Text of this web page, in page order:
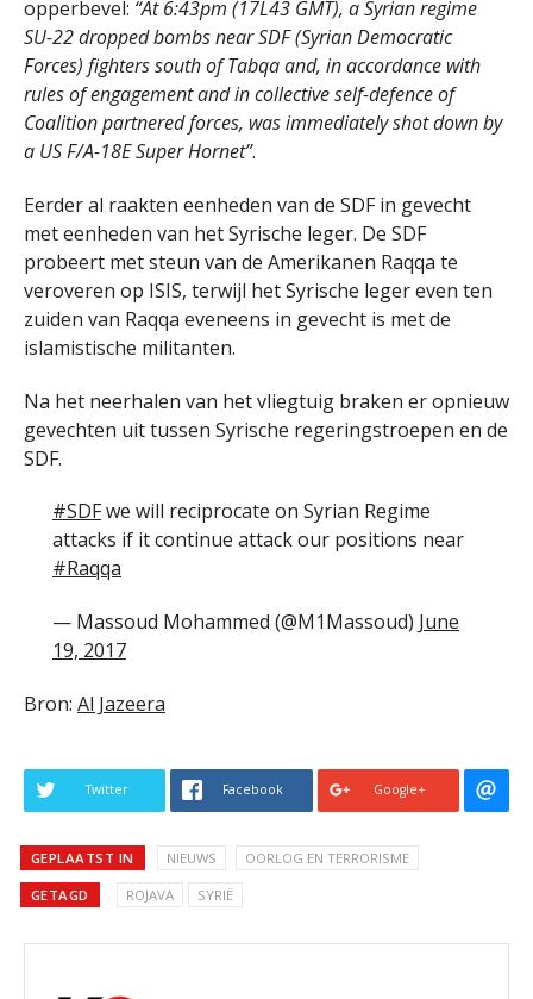
opperbevel: “At 6:43pm (17L43 GMT), a Syrian regime
SU-22 dropped bombs near SDF (Syrian Democratic
Forces) fighters south of Tabqa and, in accordance with
rules of engagement and in collective self-defence of
Coalition partnered forces, was immediately shot down by
a US F/A-18E Super Hornet”.
Eerder al raakten eenheden van de SDF in gevecht
met eenheden van het Syrische leger. De SDF
probeert met steun van de Amerikanen Raqqa te
veroveren op ISIS, terwijl het Syrische leger even ten
zuiden van Raqqa eveneens in gevecht is met de
islamistische militanten.
Na het neerhalen van het vliegtuig braken er opnieuw
gevechten uit tussen Syrische regeringstroepen en de
SDF.
#SDFwe will reciprocate on Syrian Regime
attacks if it continue attack our positions near
#Raqqa
— Massoud Mohammed (@M1Massoud) June
19, 2017
Bron: Al Jazeera
Twitter Facebook Google+
GEPLAATST IN NIEUWS OORLOG EN TERRORISME
GETAGD ROJAVA SYRIË